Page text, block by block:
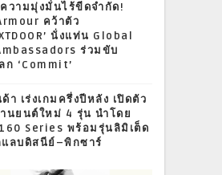
วามมุ่งมั่นไร้ขีดจำกัด!
คว้าตัว
นั่งแท่น Global
ร่วมขับ
‘Commit’
า เร่งเกมครึ่งปีหลัง เปิดตัว
นยนต์ใหม่ 4 รุ่น นำโดย
Series พร้อมรุ่นลิมิเต็ด
ลบดิสนีย์–พิกซาร์